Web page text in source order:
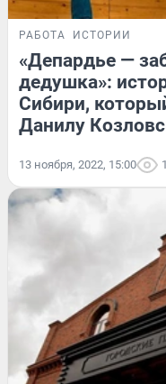
РАБОТА ИСТОРИИ
«Депардье —
дедушка»:
Сибири,
Данилу
13 ноября, 2022, 15:00